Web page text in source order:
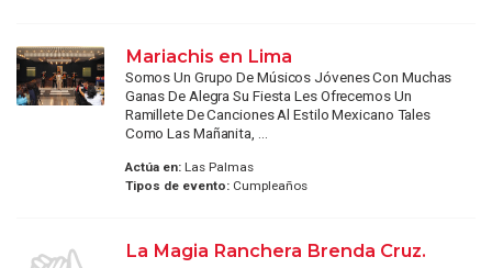
Mariachis en Lima
Somos Un Grupo De Músicos Jóvenes Con Muchas
Ganas De Alegra Su Fiesta Les Ofrecemos Un
Ramillete De Canciones Al Estilo Mexicano Tales
Como Las Mañanita, ...
Actúa en:Las Palmas
Tipos de evento:Cumpleaños
La Magia Ranchera Brenda Cruz.